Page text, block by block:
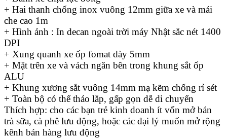
+ Hai thanh chống inox vuông 12mm giữa xe và mái
che cao 1m
+ Hình ảnh : In decan ngoài trời máy Nhật sắc nét 1400
DPI
+ Xung quanh xe ốp fomat dày 5mm
+ Mặt trên xe và vách ngăn bên trong khung sắt ốp
ALU
+ Khung xương sắt vuông 14mm mạ kẽm chống rỉ sét
+ Toàn bộ có thể tháo lắp, gấp gọn dễ di chuyển
Thích hợp: cho các bạn trẻ kinh doanh ít vốn mở bán
trà sữa, cà phê lưu động, hoặc các đại lý muốn mở rộng
kênh bán hàng lưu động